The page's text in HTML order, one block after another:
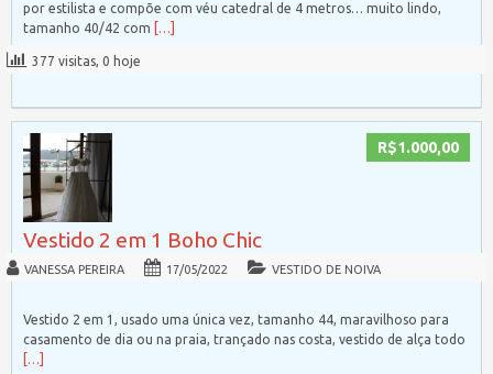
por estilista e compõe com véu catedral de 4 metros… muito lindo,
tamanho 40/42 com
[…]
377 visitas, 0 hoje
R$1.000,00
Vestido 2 em 1 Boho Chic
VANESSA PEREIRA 17/05/2022 VESTIDO DE NOIVA
Vestido 2 em 1, usado uma única vez, tamanho 44, maravilhoso para
casamento de dia ou na praia, trançado nas costa, vestido de alça todo
[…]